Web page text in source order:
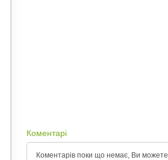
Коментарі
Коментарів поки що немає, Ви можете